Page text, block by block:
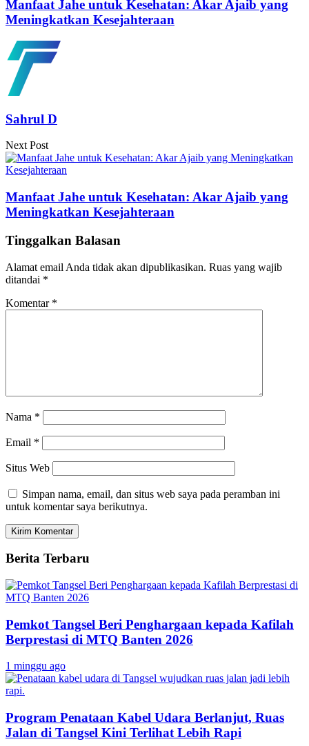
Manfaat Jahe untuk Kesehatan: Akar Ajaib yang
Meningkatkan Kesejahteraan
Sahrul D
Next Post
Manfaat Jahe untuk Kesehatan: Akar Ajaib yang
Meningkatkan Kesejahteraan
Tinggalkan Balasan
Alamat email Anda tidak akan dipublikasikan. Ruas yang wajib
ditandai *
Komentar *
Nama *
Email *
Situs Web
Simpan nama, email, dan situs web saya pada peramban ini
untuk komentar saya berikutnya.
Berita Terbaru
Pemkot Tangsel Beri Penghargaan kepada Kafilah
Berprestasi di MTQ Banten 2026
1 minggu ago
Program Penataan Kabel Udara Berlanjut, Ruas
Jalan di Tangsel Kini Terlihat Lebih Rapi